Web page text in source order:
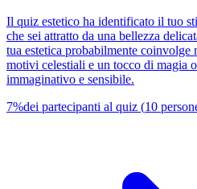
Il quiz estetico ha identificato il tuo
che sei attratto da una bellezza
tua estetica probabilmente
motivi celestiali e un tocco di magia
immaginativo e sensibile.
7%dei partecipanti al quiz (10